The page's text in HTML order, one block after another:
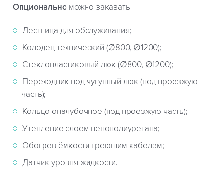
Опционально можно заказать:
Лестница для обслуживания;
Колодец технический (∅800, ∅1200);
Стеклопластиковый люк (∅800, ∅1200);
Переходник под чугунный люк (под проезжую
часть);
Кольцо опалубочное (под проезжую часть);
Утепление слоем пенополиуретана;
Обогрев ёмкости греющим кабелем;
Датчик уровня жидкости.